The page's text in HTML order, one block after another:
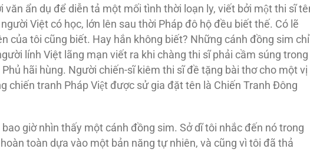
văn ẩn dụ để diễn tả một mối tình thời loạn ly, viết bởi một thi sĩ
Việt có học, lớn lên sau thời Pháp đô hộ đều biết thế. Có lẽ
của tôi cũng biết. Hay hắn không biết? Những cánh đồng sim chỉ
lính Việt lãng mạn viết ra khi chàng thi sĩ phải cầm súng trong
hãi hùng. Người chiến-sĩ kiêm thi sĩ đề tặng bài thơ cho một vị
chiến tranh Pháp Việt được sử gia đặt tên là Chiến Tranh Ðông
giờ nhìn thấy một cánh đồng sim. Sở dĩ tôi nhắc đến nó trong
toàn dựa vào một bản năng tự nhiên, và cũng vì tôi đã thả